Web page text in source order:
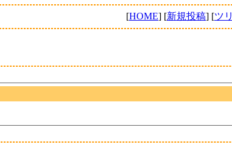
[HOME] [新規投稿] [ツ